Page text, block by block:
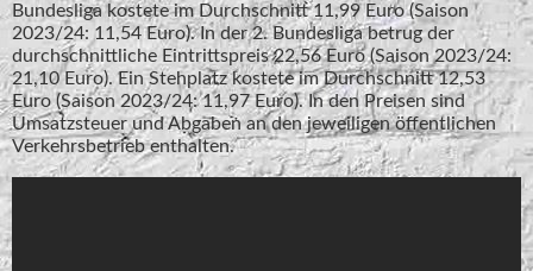
Bundesliga kostete im Durchschnitt 11,99 Euro (Saison
2023/24: 11,54 Euro). In der 2. Bundesliga betrug der
durchschnittliche Eintrittspreis 22,56 Euro (Saison 2023/24:
21,10 Euro). Ein Stehplatz kostete im Durchschnitt 12,53
Euro (Saison 2023/24: 11,97 Euro). In den Preisen sind
Umsatzsteuer und Abgaben an den jeweiligen öffentlichen
Verkehrsbetrieb enthalten.